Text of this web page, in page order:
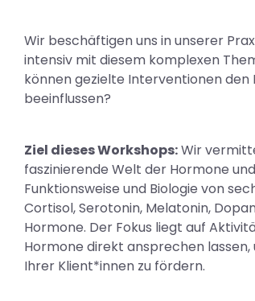
Wir beschäftigen uns in unserer
intensiv mit diesem komplexen
können gezielte Interventionen
beeinflussen?
Ziel dieses Workshops:Wir
faszinierende Welt der Hormone
Funktionsweise und Biologie von
Cortisol, Serotonin, Melatonin,
Hormone. Der Fokus liegt auf
Hormone direkt ansprechen
Ihrer Klient*innen zu fördern.